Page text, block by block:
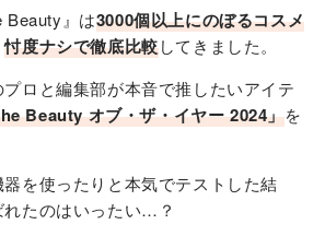
Beauty』は3000個以上にのぼるコスメ
忖度ナシで徹底比較してきました。
ロと編集部が本音で推したいアイテ
Beauty オブ・ザ・イヤー 2024」を
を使ったりと本気でテストした結
たのはいったい…？